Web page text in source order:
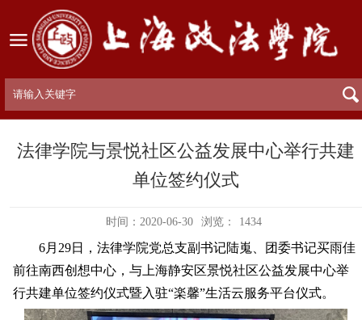
法律学院与景悦社区公益发展中心举行共建
单位签约仪式
时间：2020-06-30 浏览： 1434
6月 29日，法律学院党总支副书记陆嵬、团委书记买雨佳
前往南西创想中心，与上海静安区景悦社区公益发展中心举
行共建单位签约仪式暨入驻“楽馨”生活云服务平台仪式。